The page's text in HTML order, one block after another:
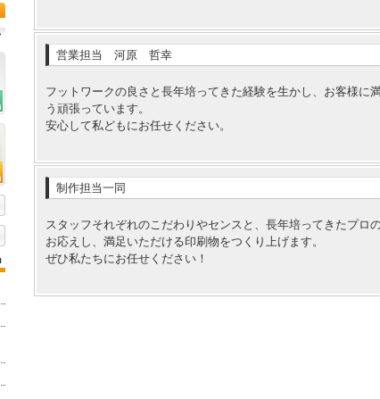
営業担当 河原 哲幸
フットワークの良さと長年培ってきた経験を生かし、お客様に
う頑張っています。
安心して私どもにお任せください。
制作担当一同
スタッフそれぞれのこだわりやセンスと、長年培ってきたプロ
お応えし、満足いただける印刷物をつくり上げます。
ぜひ私たちにお任せください！